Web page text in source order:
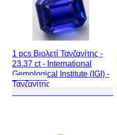
1 pcs Βιολετί Τανζανίτης -
23.37 ct - International
Gemological Institute (IGI) -
Τανζανίτης